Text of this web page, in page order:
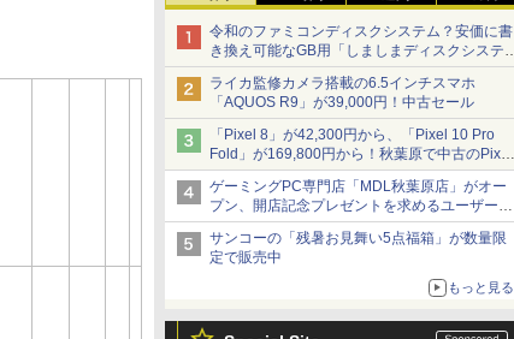
令和のファミコンディスクシステム？安価に書
き換え可能なGB用「しましまディスクシステ
ム」
ライカ監修カメラ搭載の6.5インチスマホ
「AQUOS R9」が39,000円！中古セール
「Pixel 8」が42,300円から、「Pixel 10 Pro
Fold」が169,800円から！秋葉原で中古のPixel
シリーズがお買い得
ゲーミングPC専門店「MDL秋葉原店」がオー
プン、開店記念プレゼントを求めるユーザーが
押し寄せ長蛇の列に
サンコーの「残暑お見舞い5点福箱」が数量限
定で販売中
もっと見る